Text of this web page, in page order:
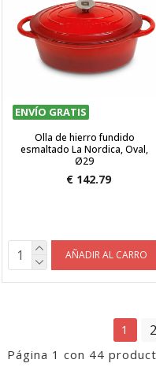
ENVÍO GRATIS
Olla de hierro fundido
esmaltado La Nordica, Oval,
Ø29
€ 142.79
AÑADIR AL CARRO
1 2
Página 1 con 44